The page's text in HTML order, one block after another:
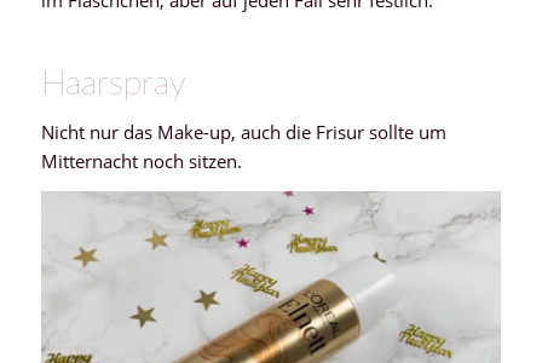
Haarspray
Nicht nur das Make-up, auch die Frisur sollte um
Mitternacht noch sitzen.